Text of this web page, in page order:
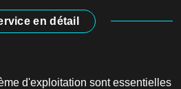
en détail
d'exploitation sont essentielles